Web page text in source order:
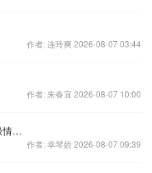
作者: 连玲爽 2026-08-07 03:44
作者: 朱春宜 2026-08-07 10:00
《全民猎妖》63服天地苍茫14日极情开启
作者: 幸琴娇 2026-08-07 09:39